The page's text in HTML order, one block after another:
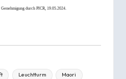
durch PICR, 19.05.2024.
Leuchtturm Maori